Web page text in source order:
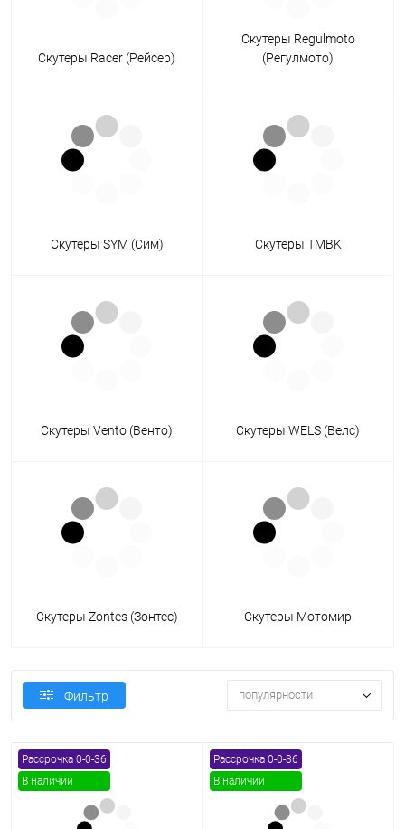
Скутеры Racer (Рейсер)
Скутеры Regulmoto
(Регулмото)
Скутеры SYM (Сим) Скутеры TMBK
Скутеры Vento (Венто) Скутеры WELS (Велс)
Скутеры Zontes (Зонтес) Скутеры Мотомир
Фильтр популярности
Рассрочка 0-0-36
В наличии
Рассрочка 0-0-36
В наличии